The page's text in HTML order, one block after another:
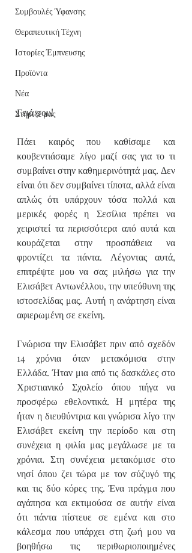
Συμβουλές Ύφανσης
Θεραπευτική Τέχνη
Ιστορίες Έμπνευσης
Προϊόντα
Νέα
Στήριξε μας
Γειά σου!
Πάει καιρός που καθίσαμε και
κουβεντιάσαμε λίγο μαζί σας για το τι
συμβαίνει στην καθημερινότητά μας. Δεν
είναι ότι δεν συμβαίνει τίποτα, αλλά είναι
απλώς ότι υπάρχουν τόσα πολλά και
μερικές φορές η Σεσίλια πρέπει να
χειριστεί τα περισσότερα από αυτά και
κουράζεται στην προσπάθεια να
φροντίζει τα πάντα. Λέγοντας αυτά,
επιτρέψτε μου να σας μιλήσω για την
Ελισάβετ Αντωνέλλου, την υπεύθυνη της
ιστοσελίδας μας. Αυτή η ανάρτηση είναι
αφιερωμένη σε εκείνη.
Γνώρισα την Ελισάβετ πριν από σχεδόν
14 χρόνια όταν μετακόμισα στην
Ελλάδα. Ήταν μια από τις δασκάλες στο
Χριστιανικό Σχολείο όπου πήγα να
προσφέρω εθελοντικά. Η μητέρα της
ήταν η διευθύντρια και γνώρισα λίγο την
Ελισάβετ εκείνη την περίοδο και στη
συνέχεια η φιλία μας μεγάλωσε με τα
χρόνια. Στη συνέχεια μετακόμισε στο
νησί όπου ζει τώρα με τον σύζυγό της
και τις δύο κόρες της. Ένα πράγμα που
αγάπησα και εκτιμούσα σε αυτήν είναι
ότι πάντα πίστευε σε εμένα και στο
κάλεσμα που υπάρχει στη ζωή μου να
βοηθήσω τις περιθωριοποιημένες